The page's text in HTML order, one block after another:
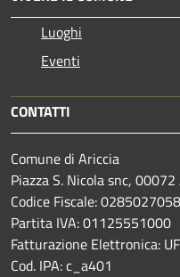
Luoghi
Eventi
CONTATTI
Comune di Ariccia
Piazza S. Nicola snc,
Codice Fiscale:
Partita IVA: 01125551000
Fatturazione Elettronica:
Cod. IPA: c_a401